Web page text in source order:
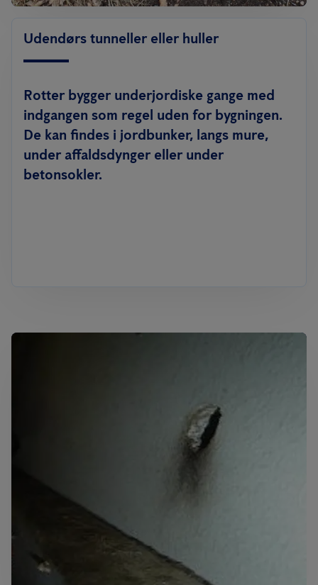
Udendørs tunneller eller huller
Rotter bygger underjordiske gange med
indgangen som regel uden for bygningen.
De kan findes i jordbunker, langs mure,
under affaldsdynger eller under
betonsokler.